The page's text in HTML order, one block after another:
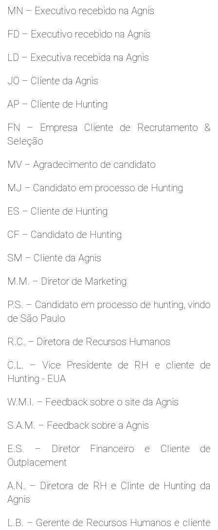
MN – Executivo recebido na Agnis
FD – Executivo recebido na Agnis
LD – Executiva recebida na Agnis
JO – Cliente da Agnis
AP – Cliente de Hunting
FN – Empresa Cliente de Recrutamento &
Seleção
MV – Agradecimento de candidato
MJ – Candidato em processo de Hunting
ES – Cliente de Hunting
CF – Candidato de Hunting
SM – Cliente da Agnis
M.M. – Diretor de Marketing
P.S. – Candidato em processo de hunting, vindo
de São Paulo
R.C. – Diretora de Recursos Humanos
C.L. – Vice Presidente de RH e cliente de
Hunting - EUA
W.M.l. – Feedback sobre o site da Agnis
S.A.M. – Feedback sobre a Agnis
E.S. – Diretor Financeiro e Cliente de
Outplacement
A.N. – Diretora de RH e Clinte de Hunting da
Agnis
L.B. – Gerente de Recursos Humanos e cliente